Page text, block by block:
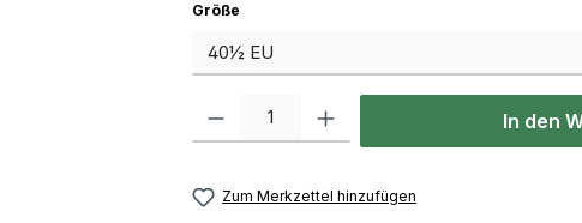
Größeauswählen
Produkt Anzahl: Gib den gewünschten Wert
In den
Zum Merkzettel hinzufügen